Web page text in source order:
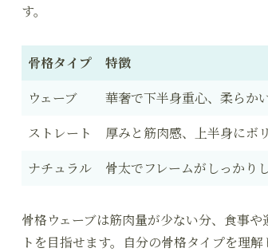
す。
骨格タイプ 特徴
ウェーブ
華奢で下半身重心、柔らか
ストレート
厚みと筋肉感、上半身にボ
ナチュラル
骨太でフレームがしっかり
骨格ウェーブは筋肉量が少ない分、食事
トを目指せます。自分の骨格タイプを理